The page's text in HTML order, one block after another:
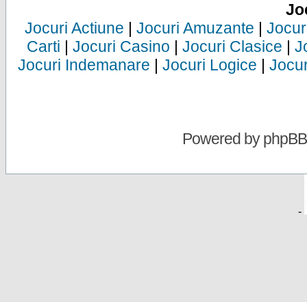
Jocuri Actiune | Jocuri Amuzante |
Carti | Jocuri Casino | Jocuri Clasice |
Jocuri Indemanare | Jocuri Logice |
Powered byphpBB
-